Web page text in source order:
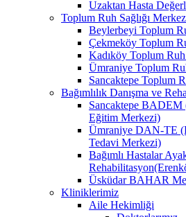
Uzaktan Hasta
Toplum Ruh Sağlığı
Beylerbeyi Toplum
Çekmeköy Toplum
Kadıköy Toplum Ruh
Ümraniye Toplum
Sancaktepe Toplum
Bağımlılık Danışma ve
Sancaktepe BADEM
Eğitim Merkezi)
Ümraniye DAN-TE
Tedavi Merkezi)
Bağımlı Hastalar
Üsküdar BAHAR
Kliniklerimiz
Aile Hekimliği